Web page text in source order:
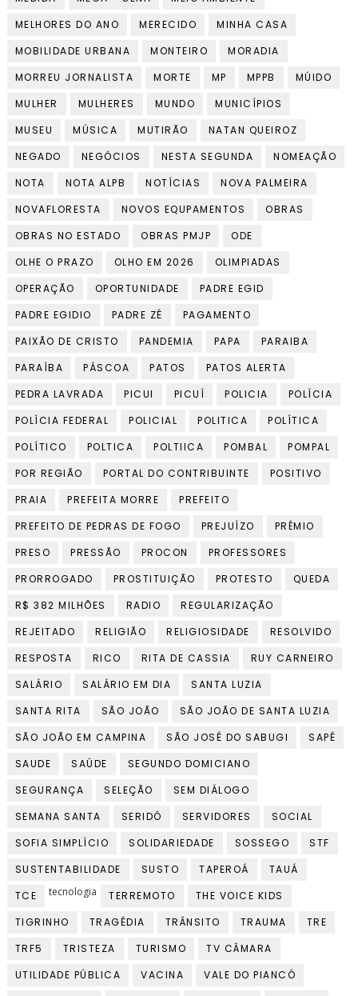
MELHORES DO ANO
MERECIDO
MINHA CASA
MOBILIDADE URBANA
MONTEIRO
MORADIA
MORREU JORNALISTA
MORTE MP MPPB
MÚIDO
MULHER
MULHERES MUNDO
MUNICÍPIOS
MUSEU
MÚSICA MUTIRÃO
NATAN QUEIROZ
NEGADO
NEGÓCIOS NESTA SEGUNDA
NOMEAÇÃO
NOTA
NOTA ALPB NOTÍCIAS
NOVA PALMEIRA
NOVAFLORESTA
NOVOS EQUPAMENTOS
OBRAS
OBRAS NO ESTADO
OBRAS PMJP
ODE
OLHE O PRAZO
OLHO EM 2026
OLIMPIADAS
OPERAÇÃO
OPORTUNIDADE
PADRE EGID
PADRE EGIDIO
PADRE ZÉ
PAGAMENTO
PAIXÃO DE CRISTO
PANDEMIA PAPA
PARAIBA
PARAÍBA
PÁSCOA PATOS
PATOS ALERTA
PEDRA LAVRADA
PICUI PICUÍ POLICIA
POLÍCIA
POLÍCIA FEDERAL
POLICIAL POLITICA
POLÍTICA
POLÍTICO
POLTICA POLTIICA POMBAL
POMPAL
POR REGIÃO
PORTAL DO CONTRIBUINTE
POSITIVO
PRAIA
PREFEITA MORRE
PREFEITO
PREFEITO DE PEDRAS DE FOGO
PREJUÍZO
PRÊMIO
PRESO
PRESSÃO PROCON
PROFESSORES
PRORROGADO
PROSTITUIÇÃO PROTESTO
QUEDA
R$ 382 MILHÕES
RADIO
REGULARIZAÇÃO
REJEITADO
RELIGIÃO RELIGIOSIDADE
RESOLVIDO
RESPOSTA
RICO RITA DE CASSIA
RUY CARNEIRO
SALÁRIO
SALÁRIO EM DIA
SANTA LUZIA
SANTA RITA
SÃO JOÃO
SÃO JOÃO DE SANTA LUZIA
SÃO JOÃO EM CAMPINA
SÃO JOSÉ DO SABUGI
SAPÉ
SAUDE
SAÚDE
SEGUNDO DOMICIANO
SEGURANÇA
SELEÇÃO
SEM DIÁLOGO
SEMANA SANTA
SERIDÓ SERVIDORES
SOCIAL
SOFIA SIMPLÍCIO
SOLIDARIEDADE SOSSEGO
STF
SUSTENTABILIDADE
SUSTO TAPEROÁ
TAUÁ
TCE
tecnologia TERREMOTO
THE VOICE KIDS
TIGRINHO
TRAGÉDIA TRÂNSITO TRAUMA
TRE
TRF5
TRISTEZA TURISMO
TV CÂMARA
UTILIDADE PÚBLICA
VACINA
VALE DO PIANCÓ